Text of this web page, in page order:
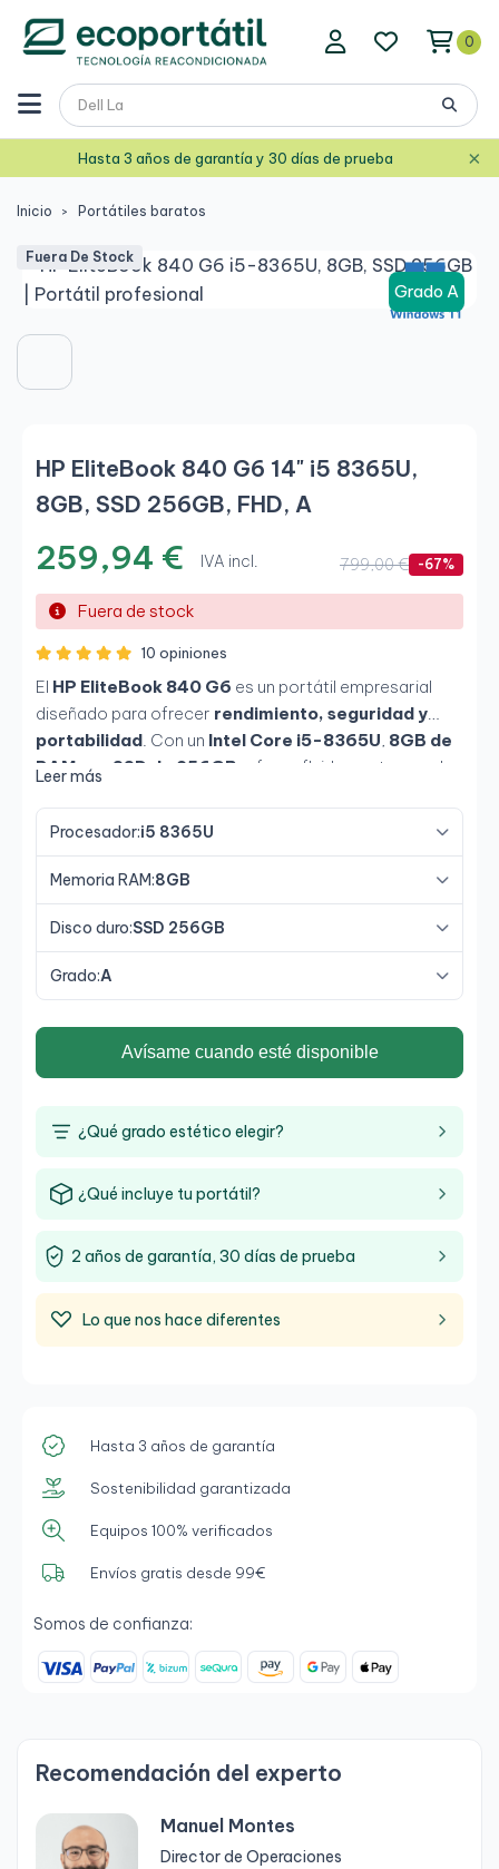
0
Hasta 3 años de garantía y 30 días de prueba ×
Inicio Portátiles baratos
Grado A
Fuera De Stock
HP EliteBook 840 G6 14" i5 8365U,
8GB, SSD 256GB, FHD, A
259,94 € IVA incl. 799,00 € -67%
Fuera de stock
10 opiniones
El HP EliteBook 840 G6 es un portátil empresarial
diseñado para ofrecer rendimiento, seguridad y
portabilidad. Con un Intel Core i5-8365U, 8GB de
RAM y un SSD de 256GB
, ofrece fluidez en tareas de
pantalla
Full HD de 14"
profesionales en movilidad
Leer más
Procesador:i5 8365U
Memoria RAM:8GB
Disco duro:SSD 256GB
Grado:A
Avísame cuando esté disponible
¿Qué grado estético elegir?
¿Qué incluye tu portátil?
2 años de garantía, 30 días de prueba
Lo que nos hace diferentes
Hasta 3 años de garantía
Sostenibilidad garantizada
Equipos 100% verificados
Envíos gratis desde 99€
Somos de confianza:
Recomendación del experto
Manuel Montes
Director de Operaciones